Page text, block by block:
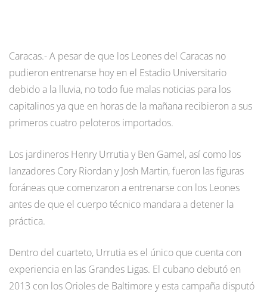
Caracas.- A pesar de que los Leones del Caracas no
pudieron entrenarse hoy en el Estadio Universitario
debido a la lluvia, no todo fue malas noticias para los
capitalinos ya que en horas de la mañana recibieron a sus
primeros cuatro peloteros importados.
Los jardineros Henry Urrutia y Ben Gamel, así como los
lanzadores Cory Riordan y Josh Martin, fueron las figuras
foráneas que comenzaron a entrenarse con los Leones
antes de que el cuerpo técnico mandara a detener la
práctica.
Dentro del cuarteto, Urrutia es el único que cuenta con
experiencia en las Grandes Ligas. El cubano debutó en
2013 con los Orioles de Baltimore y esta campaña disputó